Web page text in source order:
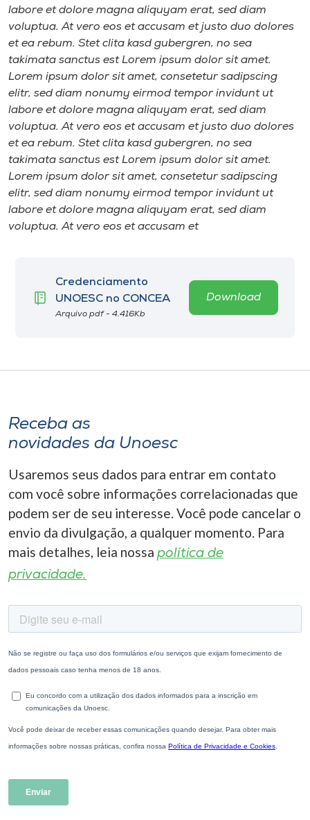
labore et dolore magna aliquyam erat, sed diam
voluptua. At vero eos et accusam et justo duo dolores
et ea rebum. Stet clita kasd gubergren, no sea
takimata sanctus est Lorem ipsum dolor sit amet.
Lorem ipsum dolor sit amet, consetetur sadipscing
elitr, sed diam nonumy eirmod tempor invidunt ut
labore et dolore magna aliquyam erat, sed diam
voluptua. At vero eos et accusam et justo duo dolores
et ea rebum. Stet clita kasd gubergren, no sea
takimata sanctus est Lorem ipsum dolor sit amet.
Lorem ipsum dolor sit amet, consetetur sadipscing
elitr, sed diam nonumy eirmod tempor invidunt ut
labore et dolore magna aliquyam erat, sed diam
voluptua. At vero eos et accusam et
Credenciamento
UNOESC no CONCEA
Arquivo pdf - 4.416Kb
Download
Receba as
novidades da Unoesc
Usaremos seus dados para entrar em contato
com você sobre informações correlacionadas que
podem ser de seu interesse. Você pode cancelar o
envio da divulgação, a qualquer momento. Para
mais detalhes, leia nossa política de
privacidade.